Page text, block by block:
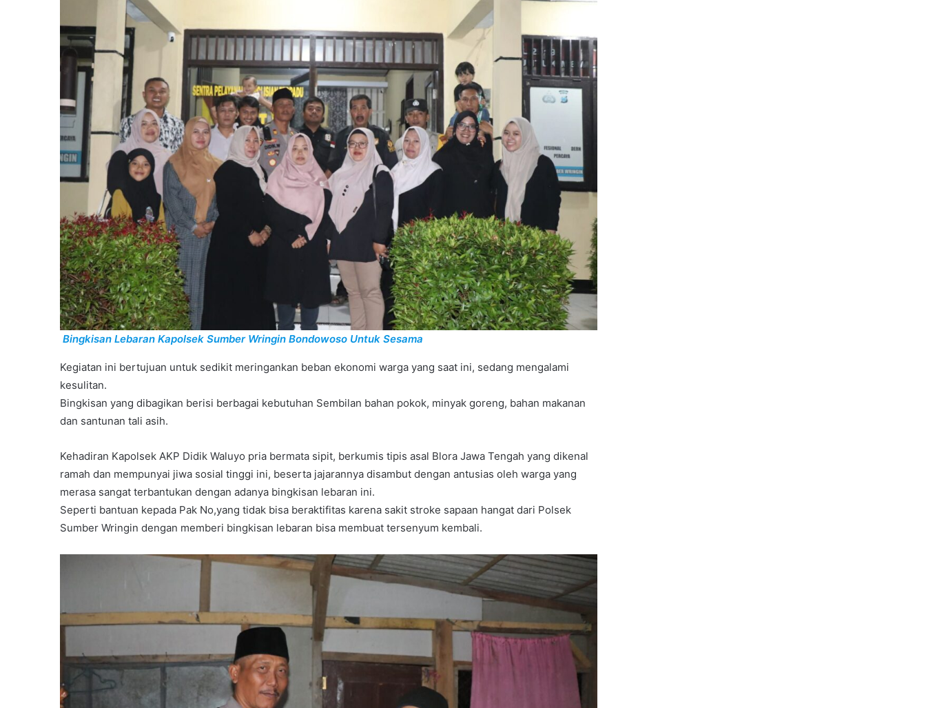
Bingkisan Lebaran Kapolsek Sumber Wringin Bondowoso Untuk Sesama
Kegiatan ini bertujuan untuk sedikit meringankan beban ekonomi warga yang saat ini, sedang mengalami
kesulitan.
Bingkisan yang dibagikan berisi berbagai kebutuhan Sembilan bahan pokok, minyak goreng, bahan makanan
dan santunan tali asih.
Kehadiran Kapolsek AKP Didik Waluyo pria bermata sipit, berkumis tipis asal Blora Jawa Tengah yang dikenal
ramah dan mempunyai jiwa sosial tinggi ini, beserta jajarannya disambut dengan antusias oleh warga yang
merasa sangat terbantukan dengan adanya bingkisan lebaran ini.
Seperti bantuan kepada Pak No,yang tidak bisa beraktifitas karena sakit stroke sapaan hangat dari Polsek
Sumber Wringin dengan memberi bingkisan lebaran bisa membuat tersenyum kembali.